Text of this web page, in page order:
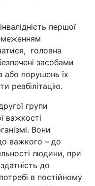
першої
головна
засобами
або порушень їх
реабілітацію.
групи
важкості
Вони
важкого – до
людини, при
до
в постійному